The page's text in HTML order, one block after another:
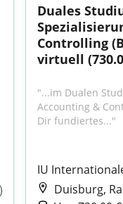
Duales
Controlling
virtuell
"...im Dualen
Accounting &
Dir fundiertes..."
IU
Duisburg,